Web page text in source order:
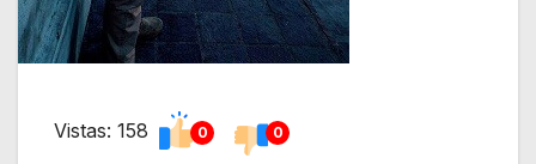
Vistas: 158 0 0